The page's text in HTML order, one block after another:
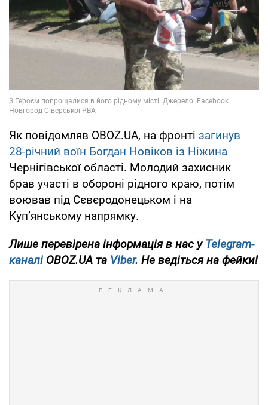
Як повідомляв OBOZ.UA, на фронті загинув
28-річний воїн Богдан Новіков із Ніжина
Чернігівської області. Молодий захисник
брав участі в обороні рідного краю, потім
воював під Сєвєродонецьком і на
Куп’янському напрямку.
Лише перевірена інформація в нас уTelegram-
каналіOBOZ.UA та Viber. Не ведіться на фейки!